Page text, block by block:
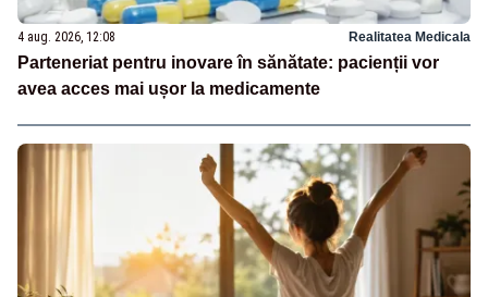
4 aug. 2026, 12:08 Realitatea Medicala
Parteneriat pentru inovare în sănătate: pacienții vor
avea acces mai ușor la medicamente